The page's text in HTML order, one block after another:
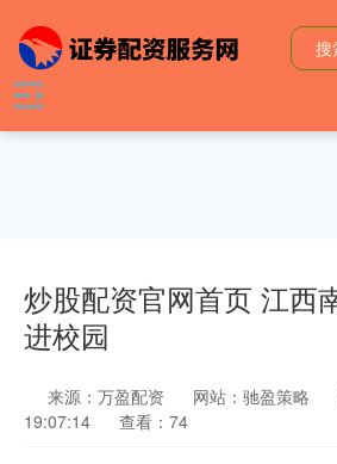
炒股配资官网首页 江西
进校园
来源：万盈配资 网站：驰盈策略
19:07:14
查看：74